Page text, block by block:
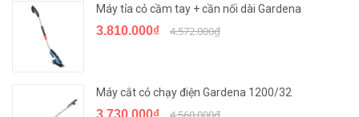
Máy tỉa cỏ cầm tay + cần nối dài Gardena
3.810.000₫ 4.572.000₫
Máy cắt cỏ chạy điện Gardena 1200/32
3.730.000₫